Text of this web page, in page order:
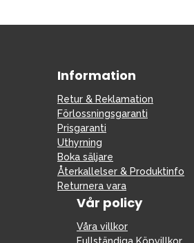
Information
Retur & Reklamation
Förlossningsgaranti
Prisgaranti
Uthyrning
Boka säljare
Återkallelser & Produktinfo
Returnera vara
Vår policy
Våra villkor